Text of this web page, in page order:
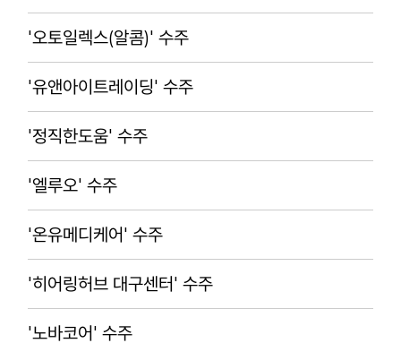
'오토일렉스(알콤)' 수주
'유앤아이트레이딩' 수주
'정직한도움' 수주
'엘루오' 수주
'온유메디케어' 수주
'히어링허브 대구센터' 수주
'노바코어' 수주